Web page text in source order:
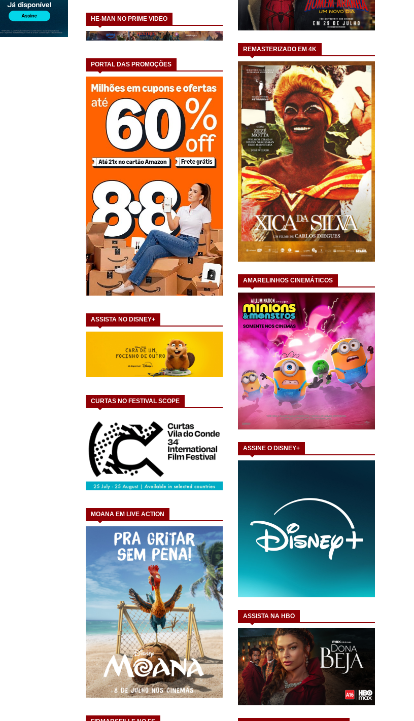
HE-MAN NO PRIME VIDEO
PORTAL DAS PROMOÇÕES
ASSISTA NO DISNEY+
CURTAS NO FESTIVAL SCOPE
MOANA EM LIVE ACTION
REMASTERIZADO EM 4K
AMARELINHOS CINEMÁTICOS
ASSINE O DISNEY+
ASSISTA NA HBO